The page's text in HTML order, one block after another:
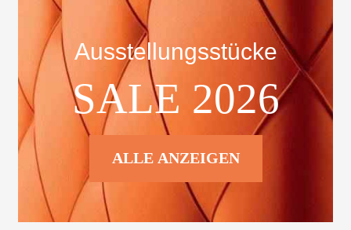
Ausstellungsstücke
SALE 2026
ALLE ANZEIGEN